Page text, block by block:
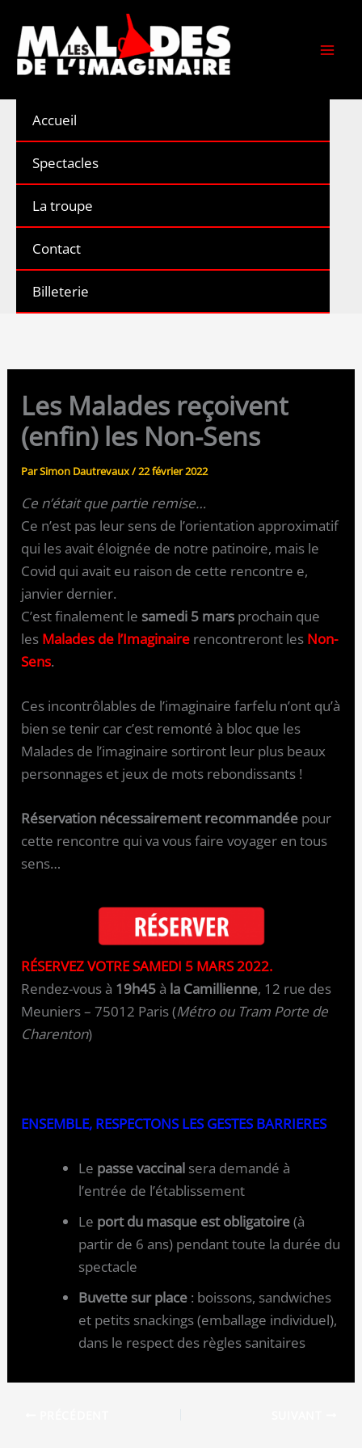
contenu
Accueil
Spectacles
La troupe
Contact
Billeterie
Les Malades reçoivent
(enfin) les Non-Sens
ParSimon Dautrevaux/22 février 2022
Ce n’était que partie remise…
Ce n’est pas leur sens de l’orientation approximatif
qui les avait éloignée de notre patinoire, mais le
Covid qui avait eu raison de cette rencontre e,
janvier dernier.
C’est finalement le samedi 5 mars prochain que
les Malades de l’Imaginaire rencontreront les Non-
Sens.
Ces incontrôlables de l’imaginaire farfelu n’ont qu’à
bien se tenir car c’est remonté à bloc que les
Malades de l’imaginaire sortiront leur plus beaux
personnages et jeux de mots rebondissants !
Réservation nécessairement recommandée pour
cette rencontre qui va vous faire voyager en tous
sens…
RÉSERVEZ VOTRE SAMEDI 5 MARS 2022.
Rendez-vous à 19h45à la Camillienne, 12 rue des
Meuniers – 75012 Paris (Métro ou Tram Porte de
Charenton)
ENSEMBLE, RESPECTONS LES GESTES BARRIERES
Le passe vaccinal sera demandé à
l’entrée de l’établissement
Le port du masque est obligatoire(à
partir de 6 ans) pendant toute la durée du
spectacle
Buvette sur place : boissons, sandwiches
et petits snackings (emballage individuel),
dans le respect des règles sanitaires